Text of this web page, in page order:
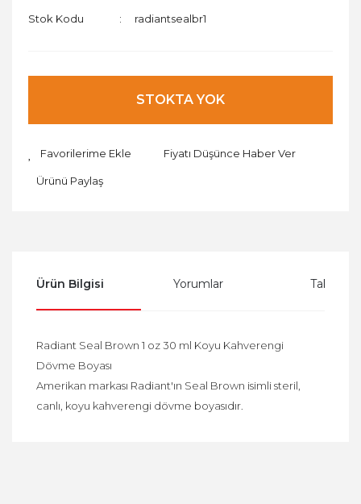
Stok Kodu radiantsealbr1
STOKTA YOK
Fiyatı Düşünce Haber Ver
Ürünü Paylaş
Ürün Bilgisi Yorumlar Taksit
Radiant Seal Brown 1 oz 30 ml Koyu Kahverengi
Dövme Boyası
Amerikan markası Radiant'ın Seal Brown isimli steril,
canlı, koyu kahverengi dövme boyasıdır.